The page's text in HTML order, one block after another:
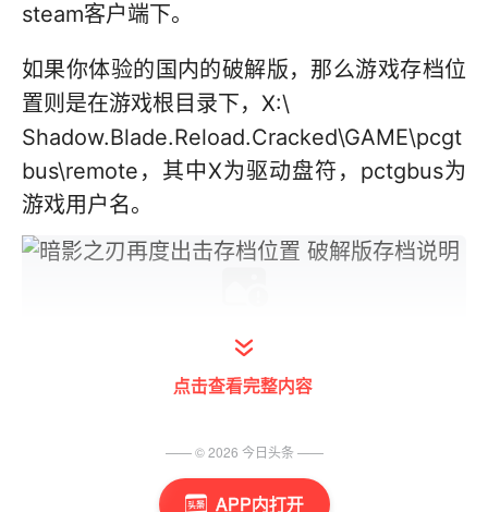
APP内打开
steam客户端下。
如果你体验的国内的破解版，那么游戏存档位
置则是在游戏根目录下，X:\
Shadow.Blade.Reload.Cracked\GAME\pcgt
bus\remote，其中X为驱动盘符，pctgbus为
游戏用户名。
既然说了存档位置，当然得介绍下游戏如何保
只要你通过了这一关，那么就解锁了这个关卡
和后续1、2个关卡。下一次再进入游戏的时
点击查看完整内容
—— ©2026 今日头条 ——